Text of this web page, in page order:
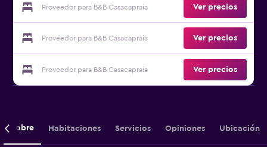
Proveedor para B&B Casacapraia Ver precios
Proveedor para B&B Casacapraia Ver precios
Proveedor para B&B Casacapraia Ver precios
Sobre Habitaciones Servicios Opiniones Ubicación